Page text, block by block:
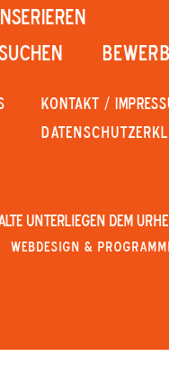
KONTAKT /
unterliegen dem
Webdesign &